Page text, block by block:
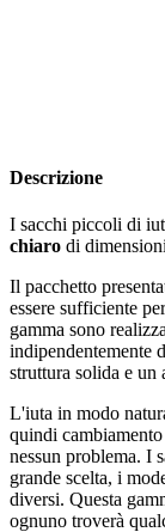
Descrizione
I sacchi piccoli di
chiaro di dimensioni
Il pacchetto
essere sufficiente
gamma sono
indipendentemente
struttura solida e un
L'iuta in modo
quindi
nessun problema. I
grande scelta, i
diversi. Questa
ognuno troverà